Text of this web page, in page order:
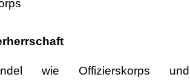
wie Offizierskorps und